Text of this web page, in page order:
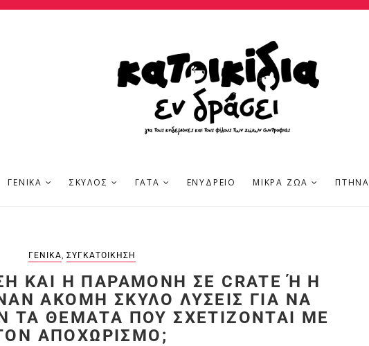
ΓΕΝΙΚΆ ΣΚΎΛΟΣ ΓΆΤΑ ΕΝΥΔΡΕΊΟ ΜΙΚΡΆ ΖΏΑ ΠΤΗΝΆ
ΓΕΝΙΚΆ, ΣΥΓΚΑΤΟΊΚΗΣΗ
ΚΑΙ Η ΠΑΡΑΜΟΝΉ ΣΕ CRATE Ή Η Σ
ΑΚΌΜΗ ΣΚΎΛΟ ΛΎΣΕΙΣ ΓΙΑ ΝΑ Α
ΘΈΜΑΤΑ ΠΟΥ ΣΧΕΤΊΖΟΝΤΑΙ ΜΕ Τ
ΑΠΟΧΩΡΙΣΜΌ;